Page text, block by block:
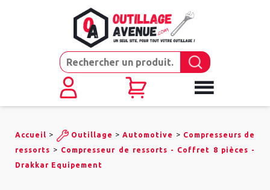
Accueil > Outillage >Automotive > Compresseurs de
ressorts > Compresseur de ressorts - Coffret 8 pièces -
Drakkar Equipement